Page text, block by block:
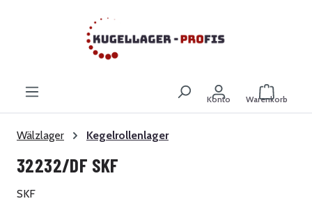
Zum Hauptinhalt springen
Konto Warenkorb
Wälzlager Kegelrollenlager
32232/DF SKF
SKF